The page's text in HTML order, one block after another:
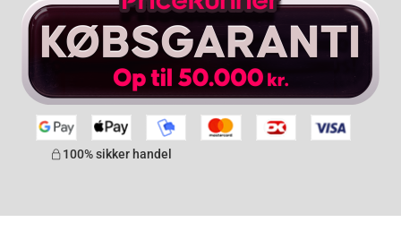
100% sikker handel